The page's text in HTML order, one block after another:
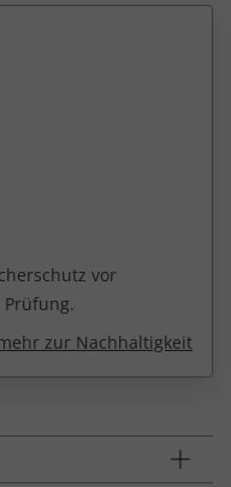
vor
zur Nachhaltigkeit